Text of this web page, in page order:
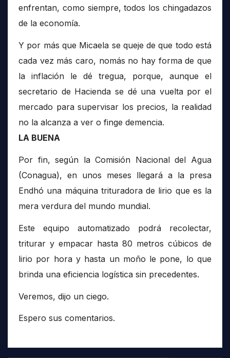
enfrentan, como siempre, todos los chingadazos
de la economía.
Y por más que Micaela se queje de que todo está
cada vez más caro, nomás no hay forma de que
la inflación le dé tregua, porque, aunque el
secretario de Hacienda se dé una vuelta por el
mercado para supervisar los precios, la realidad
no la alcanza a ver o finge demencia.
LA BUENA
Por fin, según la Comisión Nacional del Agua
(Conagua), en unos meses llegará a la presa
Endhó una máquina trituradora de lirio que es la
mera verdura del mundo mundial.
Este equipo automatizado podrá recolectar,
triturar y empacar hasta 80 metros cúbicos de
lirio por hora y hasta un moño le pone, lo que
brinda una eficiencia logística sin precedentes.
Veremos, dijo un ciego.
Espero sus comentarios.